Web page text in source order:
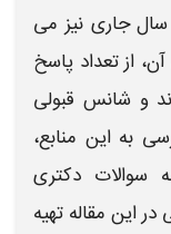
سال جاری نیز می‌
از تعداد پاسخ‌
و شانس قبولی
به این منابع،
سوالات دکتری
در این مقاله تهیه